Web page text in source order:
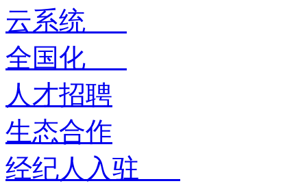
云系统
全国化
人才招聘
生态合作
经纪人入驻